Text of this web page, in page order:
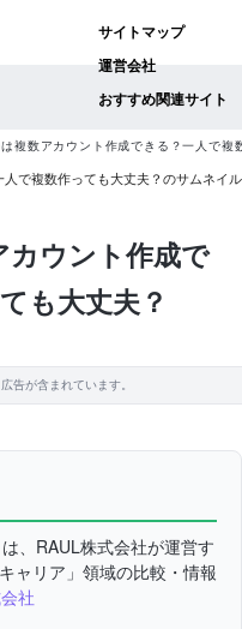
サイトマップ
運営会社
おすすめ関連サイト
複数アカウント作成できる？一人で複
ウント作成で
も大丈夫？
告が含まれています。
は、RAUL株式会社が運営す
ャリア」領域の比較・情報
社